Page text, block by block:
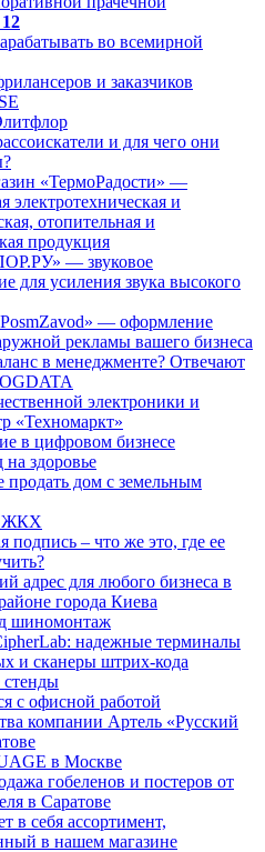
во всемирной
и заказчиков
и для чего они
«ТермоРадости» —
электротехническая и
отопительная и
продукция
— звуковое
для усиления звука высокого
— оформление
рекламы вашего бизнеса
в менеджменте? Отвечают
электроники и
«Техномаркт»
в цифровом бизнесе
здоровье
продать дом с земельным
ЖКХ
подпись – что же это, где ее
адрес для любого бизнеса в
города Киева
шиномонтаж
надежные терминалы
и сканеры штрих-кода
с офис­ной работой
компании Артель «Русский
в Москве
гобеленов и постеров от
в Саратове
в себя ассортимент,
в нашем магазине